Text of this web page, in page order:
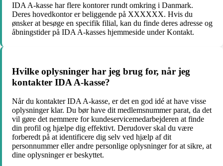
IDA A-kasse har flere kontorer rundt omkring i Danmark.
Deres hovedkontor er beliggende på XXXXXX. Hvis du
ønsker at besøge en specifik filial, kan du finde deres adresse og
åbningstider på IDA A-kasses hjemmeside under Kontakt.
Hvilke oplysninger har jeg brug for, når jeg
kontakter IDA A-kasse?
Når du kontakter IDA A-kasse, er det en god idé at have visse
oplysninger klar. Du bør have dit medlemsnummer parat, da det
vil gøre det nemmere for kundeservicemedarbejderen at finde
din profil og hjælpe dig effektivt. Derudover skal du være
forberedt på at identificere dig selv ved hjælp af dit
personnummer eller andre personlige oplysninger for at sikre, at
dine oplysninger er beskyttet.